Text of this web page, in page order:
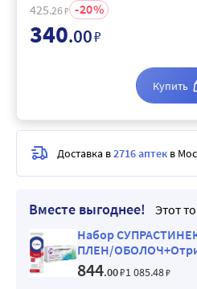
Вместе выгоднее!
Этот
Набор
ПЛЕН/
доза + 70 мкг/доза
дозированный 1
844.00₽1 085.48₽
425.26₽ 20
340.00₽
Купить
Доставка в2716 аптек в